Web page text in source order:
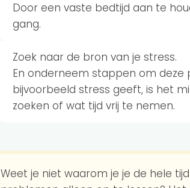
Door een vaste bedtijd aan te
gang.
Zoek naar de bron van je stress.
En onderneem stappen om deze
bijvoorbeeld stress geeft, is het
zoeken of wat tijd vrij te nemen.
Weet je niet waarom je je de hele